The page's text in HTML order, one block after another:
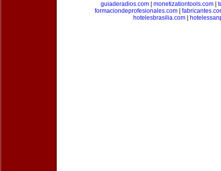
guiaderadios.com| monetizationtools.com|
formaciondeprofesionales.com
hotelesbrasilia.com